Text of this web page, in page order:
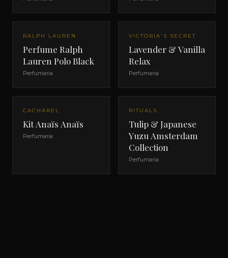
RALPH LAUREN
Perfume Ralph
Lauren Polo Black
Perfumaria
VICTORIA'S SECRET
Lavender & Vanilla
Relax
Perfumaria
CACHAREL
Kit Anaïs Anaïs
Perfumaria
RITUALS
Tulip & Japanese
Yuzu Amsterdam
Collection
Perfumaria